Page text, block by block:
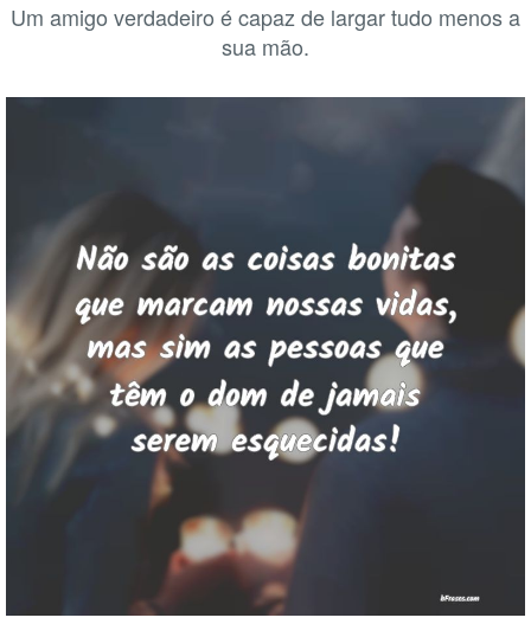
Um amigo verdadeiro é capaz de largar tudo menos a
sua mão.